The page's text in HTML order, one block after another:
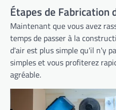
Étapes de Fabrication
Maintenant que vous avez
temps de passer à la
d'air est plus simple qu'il n'y
simples et vous profiterez
agréable.